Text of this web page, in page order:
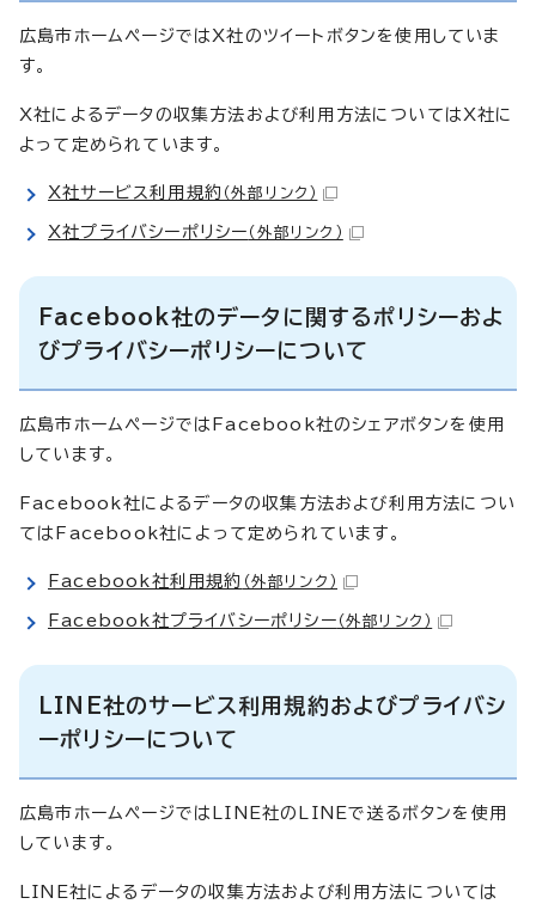
広島市ホームページではX社のツイートボタンを使用していま
す。
X社によるデータの収集方法および利用方法についてはX社に
よって定められています。
X社サービス利用規約 （外部リンク）
X社プライバシーポリシー （外部リンク）
Facebook社のデータに関するポリシーおよ
びプライバシーポリシーについて
広島市ホームページではFacebook社のシェアボタンを使用
しています。
Facebook社によるデータの収集方法および利用方法につい
てはFacebook社によって定められています。
Facebook社利用規約 （外部リンク）
Facebook社プライバシーポリシー （外部リンク）
LINE社のサービス利用規約およびプライバシ
ーポリシーについて
広島市ホームページではLINE社のLINEで送るボタンを使用
しています。
LINE社によるデータの収集方法および利用方法については